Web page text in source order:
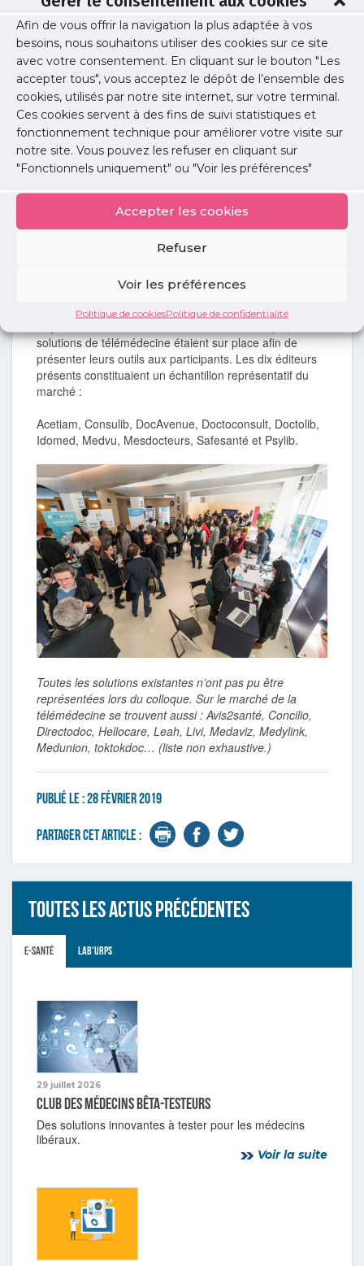
Afin de vous offrir la navigation la plus adaptée à vos
besoins, nous souhaitons utiliser des cookies sur ce site
avec votre consentement. En cliquant sur le bouton "Les
accepter tous", vous acceptez le dépôt de l’ensemble des
cookies, utilisés par notre site internet, sur votre terminal.
Ces cookies servent à des fins de suivi statistiques et
fonctionnement technique pour améliorer votre visite sur
notre site. Vous pouvez les refuser en cliquant sur
"Fonctionnels uniquement" ou "Voir les préférences"
Accepter les cookies
Refuser
Voir les préférences
Politique de cookiesPolitique de confidentialité
Télécharger la présentation
Voir la vidéo
Showroom des solutions de
solutions de télémédecine étaient sur place afin de
présenter leurs outils aux participants. Les dix éditeurs
présents constituaient un échantillon représentatif du
marché :
Acetiam, Consulib, DocAvenue, Doctoconsult, Doctolib,
Idomed, Medvu, Mesdocteurs, Safesanté et Psylib.
Toutes les solutions existantes n’ont pas pu être
représentées lors du colloque. Sur le marché de la
télémédecine se trouvent aussi : Avis2santé, Concilio,
Directodoc, Hellocare, Leah, Livi, Medaviz, Medylink,
Medunion, toktokdoc… (liste non exhaustive.)
Publié le :28 février 2019
Partager cet article :
Toutes les actus précédentes
E-santé Lab'URPS
29 juillet 2026
Club des médecins bêta-testeurs
Des solutions innovantes à tester pour les médecins
libéraux.
Voir la suite